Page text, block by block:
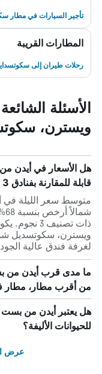
تأجير السيارات في مطار
المطارات القريبة
رحلات طيران إلى
الأسئلة
ويسترن،
هل الأسعار في أيدن
قابلة للمقارنة بفنادق 3 نجوم في سكوتسدايل؟
متوسط سعر الليلة
ذات تصنيف
لغرفة فندق عالية
ما مدى قرب أيدن من
من أقرب مطار، مطار
هل يعتبر أيدن من
للحيوانات الأليفة؟
عرض